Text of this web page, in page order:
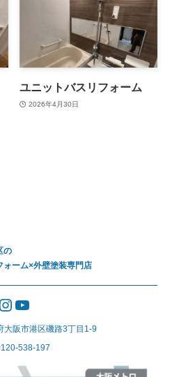
ユニットバスリフォーム
2026年4月30日
の
ォーム×外壁塗装専門店
Instagram
YouTube
大阪市港区磯路3丁目1-9
538-197